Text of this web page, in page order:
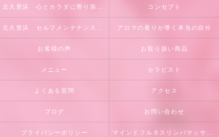
北久里浜 心とカラダに寄り添うサロン コンセプト
北久里浜 セルフメンテナンスのサポート アロマの香りが導く本当の自分
お客様の声 お取り扱い商品
メニュー セラピスト
よくある質問 アクセス
ブログ お問い合わせ
プライバシーポリシー マインドフルネスリンパマッサージとは